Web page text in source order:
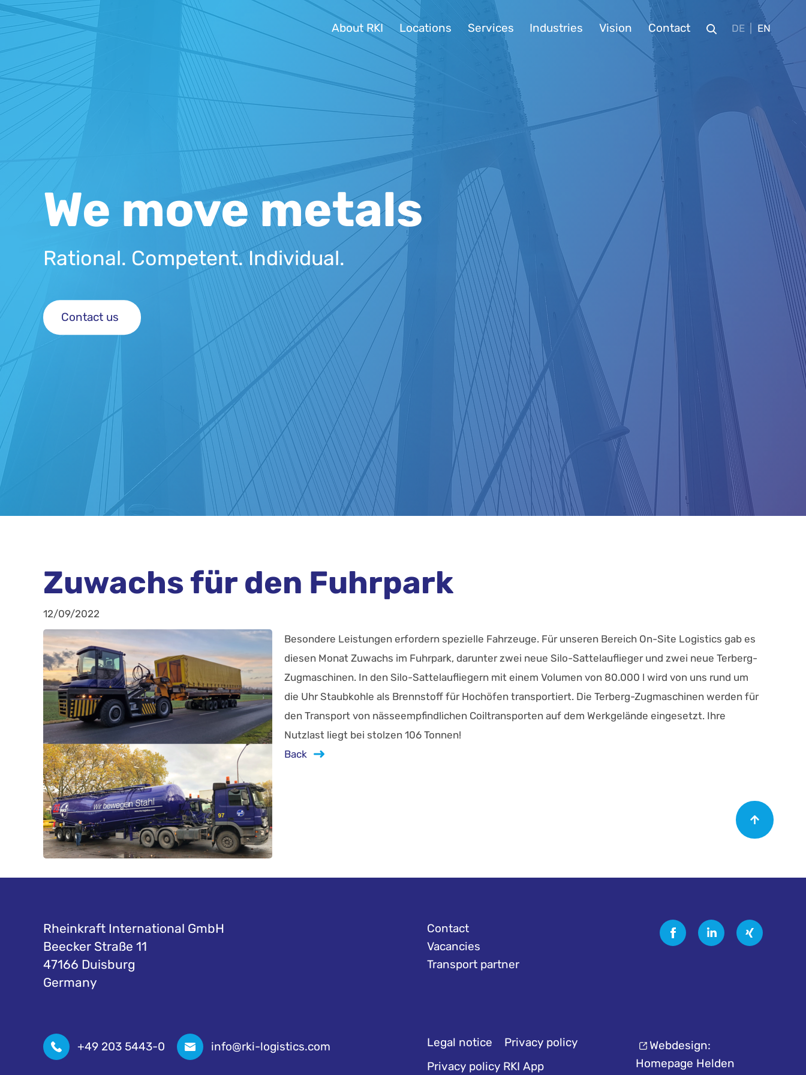
About RKI Locations Services Industries Vision Contact DE EN
We move metals
Rational. Competent. Individual.
Contact us
Zuwachs für den Fuhrpark
12/09/2022
Besondere Leistungen erfordern spezielle Fahrzeuge. Für unseren Bereich On-Site Logistics gab es
diesen Monat Zuwachs im Fuhrpark, darunter zwei neue Silo-Sattelauflieger und zwei neue Terberg-
Zugmaschinen. In den Silo-Sattelaufliegern mit einem Volumen von 80.000 l wird von uns rund um
die Uhr Staubkohle als Brennstoff für Hochöfen transportiert. Die Terberg-Zugmaschinen werden für
den Transport von nässeempfindlichen Coiltransporten auf dem Werkgelände eingesetzt. Ihre
Nutzlast liegt bei stolzen 106 Tonnen!
Back
Rheinkraft International GmbH
Beecker Straße 11
47166 Duisburg
Germany
Contact
Vacancies
Transport partner
+49 203 5443-0 info@rki-logistics.com Legal notice
Privacy policy
Privacy policy RKI App
Webdesign:
Homepage Helden